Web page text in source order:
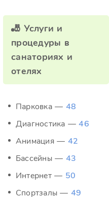
🎳 Услуги и
процедуры в
санаториях и
отелях
Парковка — 48
Диагностика —46
Анимация — 42
Бассейны — 43
Интернет — 50
Спортзалы — 49